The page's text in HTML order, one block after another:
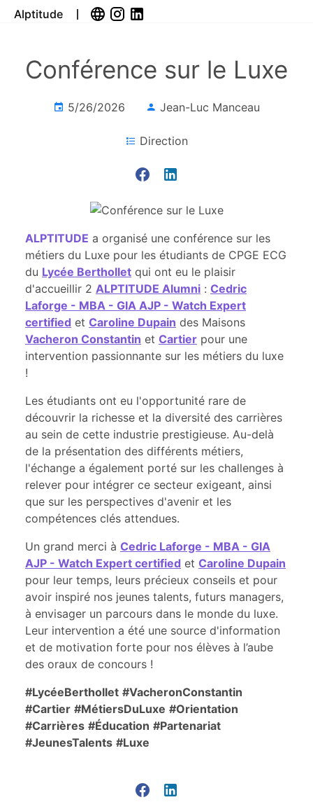
Alptitude
Conférence sur le Luxe
5/26/2026 Jean-Luc Manceau
Direction
ALPTITUDE a organisé une conférence sur les
métiers du Luxe pour les étudiants de CPGE ECG
du Lycée Berthollet qui ont eu le plaisir
d'accueillir 2 ALPTITUDE Alumni : Cedric
Laforge - MBA - GIA AJP - Watch Expert
certified et Caroline Dupain des Maisons
Vacheron Constantin et Cartier pour une
intervention passionnante sur les métiers du luxe
!
Les étudiants ont eu l'opportunité rare de
découvrir la richesse et la diversité des carrières
au sein de cette industrie prestigieuse. Au-delà
de la présentation des différents métiers,
l'échange a également porté sur les challenges à
relever pour intégrer ce secteur exigeant, ainsi
que sur les perspectives d'avenir et les
compétences clés attendues.
Un grand merci à Cedric Laforge - MBA - GIA
AJP - Watch Expert certified et Caroline Dupain
pour leur temps, leurs précieux conseils et pour
avoir inspiré nos jeunes talents, futurs managers,
à envisager un parcours dans le monde du luxe.
Leur intervention a été une source d'information
et de motivation forte pour nos élèves à l’aube
des oraux de concours !
#LycéeBerthollet #VacheronConstantin
#Cartier #MétiersDuLuxe #Orientation
#Carrières #Éducation #Partenariat
#JeunesTalents #Luxe